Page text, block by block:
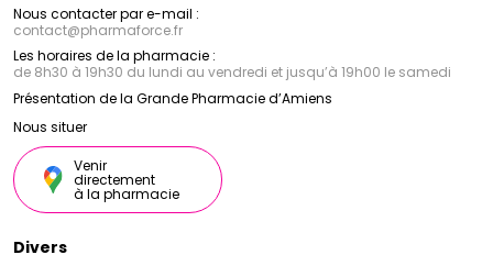
Nous contacter par e-mail :
contact@pharmaforce.fr
Les horaires de la pharmacie :
de 8h30 à 19h30 du lundi au vendredi et jusqu’à 19h00 le samedi
Présentation de la Grande Pharmacie d’Amiens
Nous situer
Venir
directement
à la pharmacie
Divers